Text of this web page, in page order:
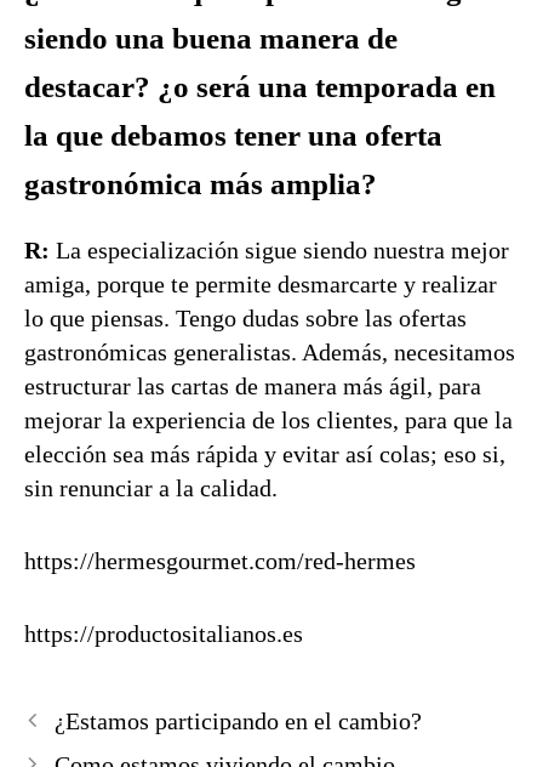
siendo una buena manera de
destacar? ¿o será una temporada en
la que debamos tener una oferta
gastronómica más amplia?
R: La especialización sigue siendo nuestra mejor
amiga, porque te permite desmarcarte y realizar
lo que piensas. Tengo dudas sobre las ofertas
gastronómicas generalistas. Además, necesitamos
estructurar las cartas de manera más ágil, para
mejorar la experiencia de los clientes, para que la
elección sea más rápida y evitar así colas; eso si,
sin renunciar a la calidad.
https://hermesgourmet.com/red-hermes
https://productositalianos.es
¿Estamos participando en el cambio?